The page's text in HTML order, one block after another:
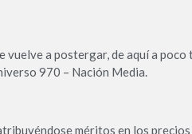
vuelve a postergar, de aquí a
970 – Nación Media.
méritos en los precios